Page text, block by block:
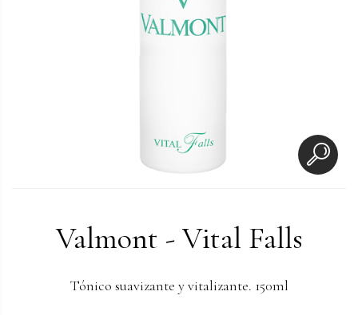
Valmont - Vital Falls
Tónico suavizante y vitalizante. 150ml